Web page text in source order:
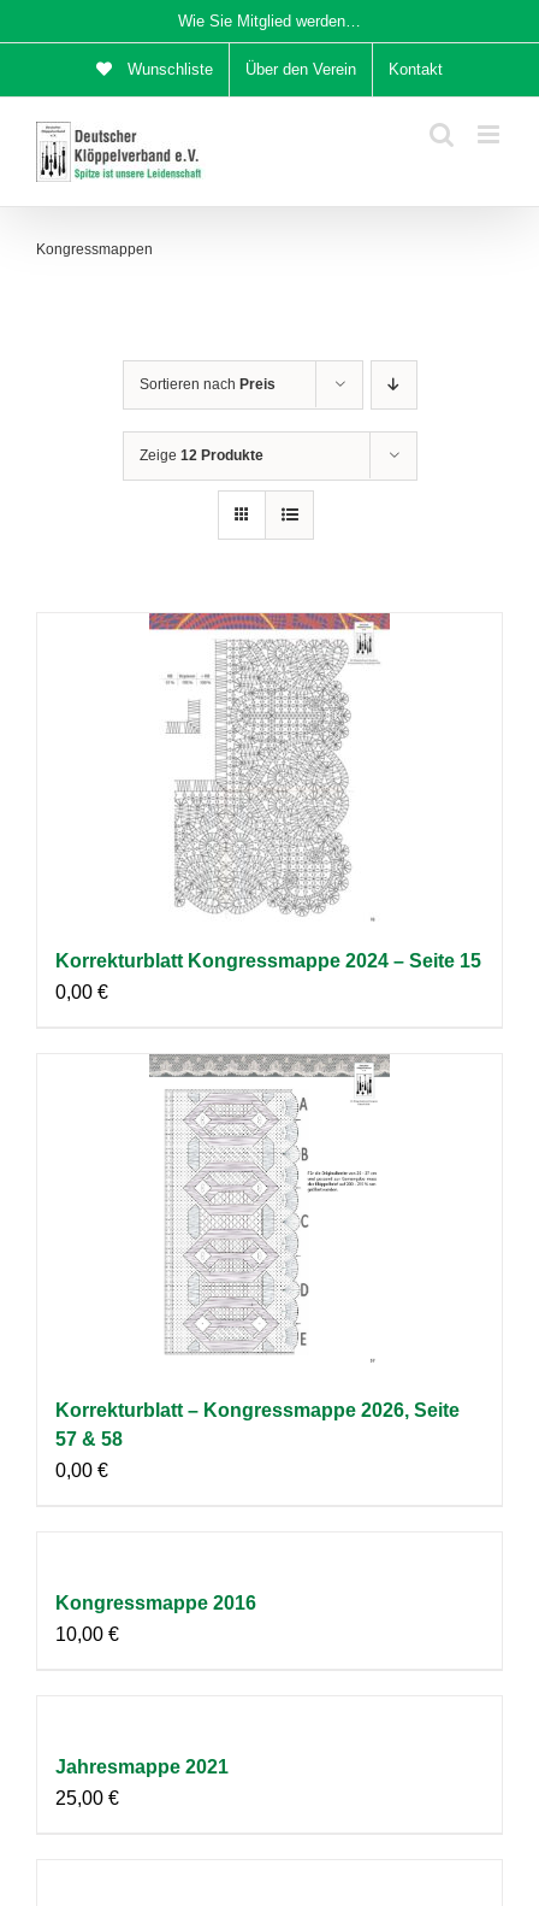
Inhalt
Wie Sie Mitglied werden…
Wunschliste Über den Verein Kontakt
Kongressmappen
Sortieren nach Preis
Zeige 12 Produkte
Korrekturblatt Kongressmappe 2024 – Seite 15
0,00 €
Korrekturblatt – Kongressmappe 2026, Seite
57 & 58
0,00 €
Kongressmappe 2016
10,00 €
Jahresmappe 2021
25,00 €